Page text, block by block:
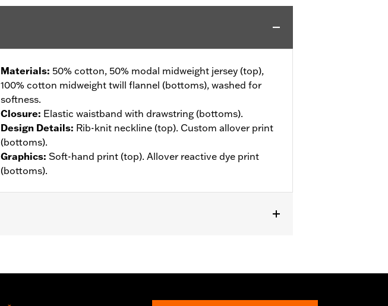
Materials: 50% cotton, 50% modal midweight jersey (top),
100% cotton midweight twill flannel (bottoms), washed for
softness.
Closure: Elastic waistband with drawstring (bottoms).
Design Details: Rib-knit neckline (top). Custom allover print
(bottoms).
Graphics: Soft-hand print (top). Allover reactive dye print
(bottoms).